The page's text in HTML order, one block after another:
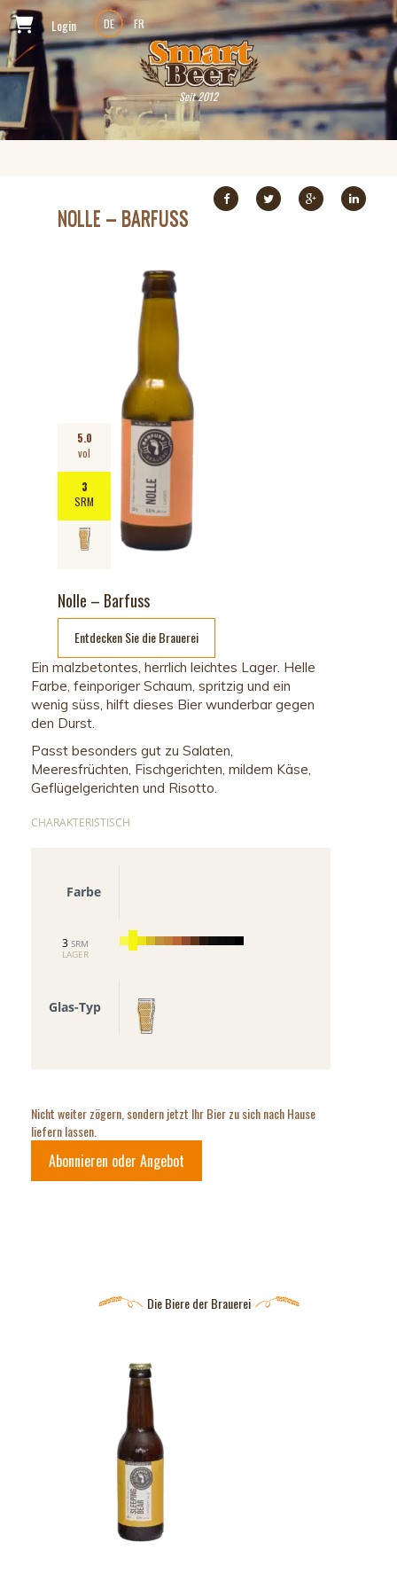
Login DE FR
Seit 2012
NOLLE – BARFUSS
Nolle – Barfuss
5.0
vol
3
SRM
Entdecken Sie die Brauerei
Ein malzbetontes, herrlich leichtes Lager. Helle
Farbe, feinporiger Schaum, spritzig und ein
wenig süss, hilft dieses Bier wunderbar gegen
den Durst.
Passt besonders gut zu Salaten,
Meeresfrüchten, Fischgerichten, mildem Käse,
Geflügelgerichten und Risotto.
CHARAKTERISTISCH
Farbe
3 SRM
LAGER
Glas-Typ
Nicht weiter zögern, sondern jetzt Ihr Bier zu sich nach Hause
liefern lassen.
Abonnieren oder Angebot
Die Biere der Brauerei